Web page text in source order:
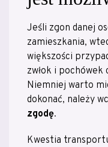
Jeśli zgon danej
zamieszkania,
większości
zwłok i pochówek
Niemniej warto
dokonać, należy
zgodę.
Kwestia